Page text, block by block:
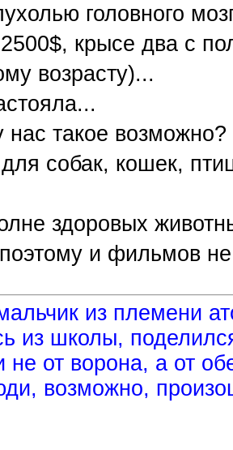
головного
крысе два с
возрасту)...
нас такое возможно?
собак, кошек,
здоровых
и фильмов
из племени
из школы,
не от ворона, а от
возможно,